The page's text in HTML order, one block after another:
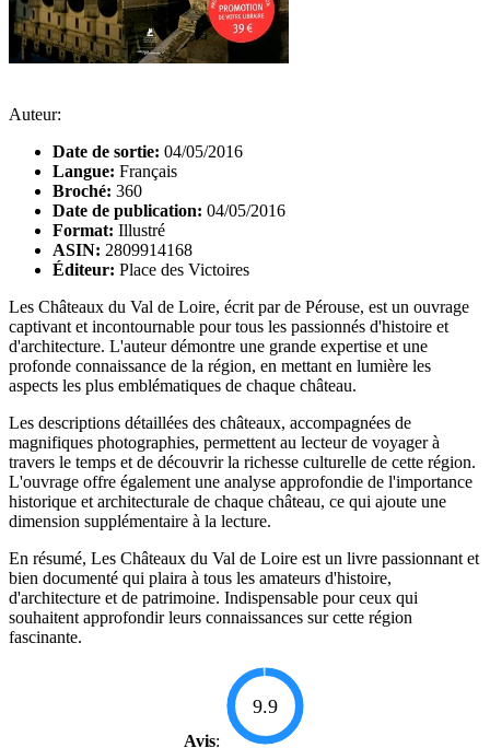
Auteur:
Date de sortie: 04/05/2016
Langue: Français
Broché: 360
Date de publication: 04/05/2016
Format: Illustré
ASIN: 2809914168
Éditeur: Place des Victoires
Les Châteaux du Val de Loire, écrit par de Pérouse, est un ouvrage
captivant et incontournable pour tous les passionnés d'histoire et
d'architecture. L'auteur démontre une grande expertise et une
profonde connaissance de la région, en mettant en lumière les
aspects les plus emblématiques de chaque château.
Les descriptions détaillées des châteaux, accompagnées de
magnifiques photographies, permettent au lecteur de voyager à
travers le temps et de découvrir la richesse culturelle de cette région.
L'ouvrage offre également une analyse approfondie de l'importance
historique et architecturale de chaque château, ce qui ajoute une
dimension supplémentaire à la lecture.
En résumé, Les Châteaux du Val de Loire est un livre passionnant et
bien documenté qui plaira à tous les amateurs d'histoire,
d'architecture et de patrimoine. Indispensable pour ceux qui
souhaitent approfondir leurs connaissances sur cette région
fascinante.
Avis:
9.9